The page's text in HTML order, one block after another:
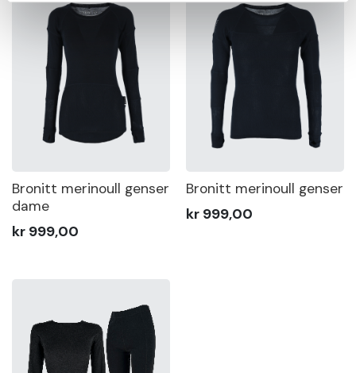
Bronitt merinoull genser
dame
kr 999,00
Bronitt merinoull genser
kr 999,00